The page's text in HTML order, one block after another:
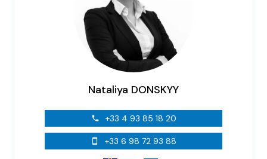
Nataliya DONSKYY
+33 4 93 85 18 20
+33 6 98 72 93 88